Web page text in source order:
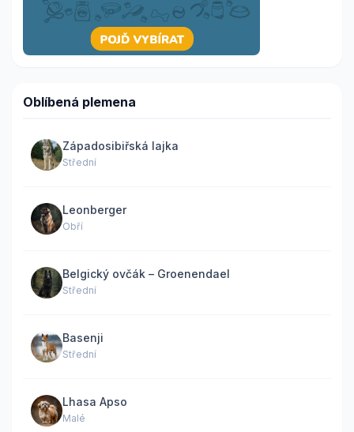
Oblíbená plemena
Západosibiřská lajka
Střední
Leonberger
Obří
Belgický ovčák – Groenendael
Střední
Basenji
Střední
Lhasa Apso
Malé